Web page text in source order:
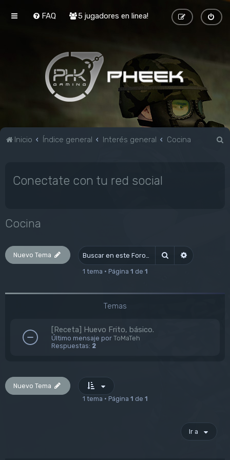
FAQ 5 jugadores en linea!
Inicio Índice general Interés general Cocina
Conectate con tu red social
Cocina
Nuevo Tema Buscar Búsqueda
1 tema • Página 1 de 1
Temas
[Receta] Huevo Frito, básico.
Último mensaje por ToMaTeh
Respuestas: 2
Nuevo Tema
1 tema • Página 1 de 1
Ir a